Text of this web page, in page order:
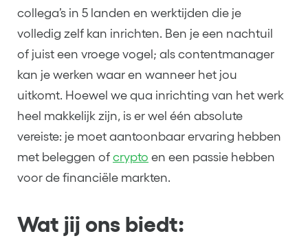
collega’s in 5 landen en werktijden die je
volledig zelf kan inrichten. Ben je een nachtuil
of juist een vroege vogel; als contentmanager
kan je werken waar en wanneer het jou
uitkomt. Hoewel we qua inrichting van het werk
heel makkelijk zijn, is er wel één absolute
vereiste: je moet aantoonbaar ervaring hebben
met beleggen of crypto en een passie hebben
voor de financiële markten.
Wat jij ons biedt: